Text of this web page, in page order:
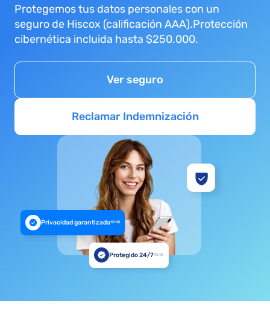
Protegemos tus datos personales con un
seguro de Hiscox (calificación AAA).Protección
cibernética incluida hasta $250.000.
Ver seguro
Reclamar Indemnización
Privacidad garantizada10:18
Protegido 24/710:18